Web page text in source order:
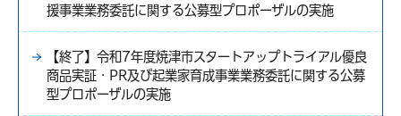
援事業業務委託に関する公募型プロポーザルの実施
【終了】令和7年度焼津市スタートアップトライアル優良
商品実証・PR及び起業家育成事業業務委託に関する公募
型プロポーザルの実施